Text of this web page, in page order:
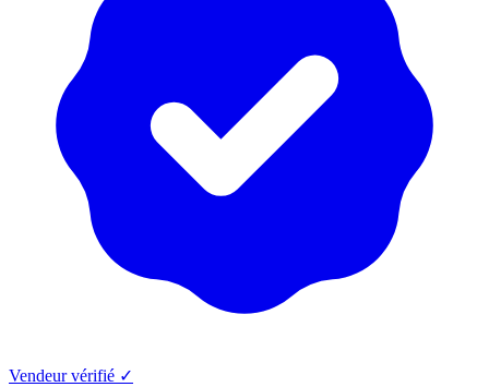
Vendeur vérifié ✓